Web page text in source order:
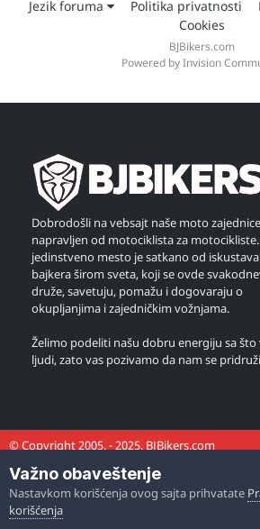
Jezik foruma Politika privatnosti
Cookies
BJBikers.com
Powered by Invision
Dobrodošli na vebsajt naše moto
napravljen od motociklista za
jedinstveno mesto je satkano od
bajkera širom sveta, koji se ovde
druže, savetuju, pomažu i dogovaraju o
okupljanjima i zajedničkim vožnjama.
Želimo podeliti našu dobru energiju sa što
ljudi, zato vas pozivamo da nam se
© Copyright 2005. - 2025. BJBikers.com
Važno obaveštenje
Nastavkom korišćenja ovog sajta prihvatate
korišćenja